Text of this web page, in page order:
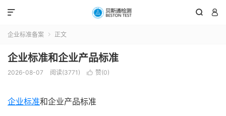
 

企业标准备案  正文
企业标准和企业产品标准
2026-08-07 阅读(3771)  赞(0)
企业标准和企业产品标准